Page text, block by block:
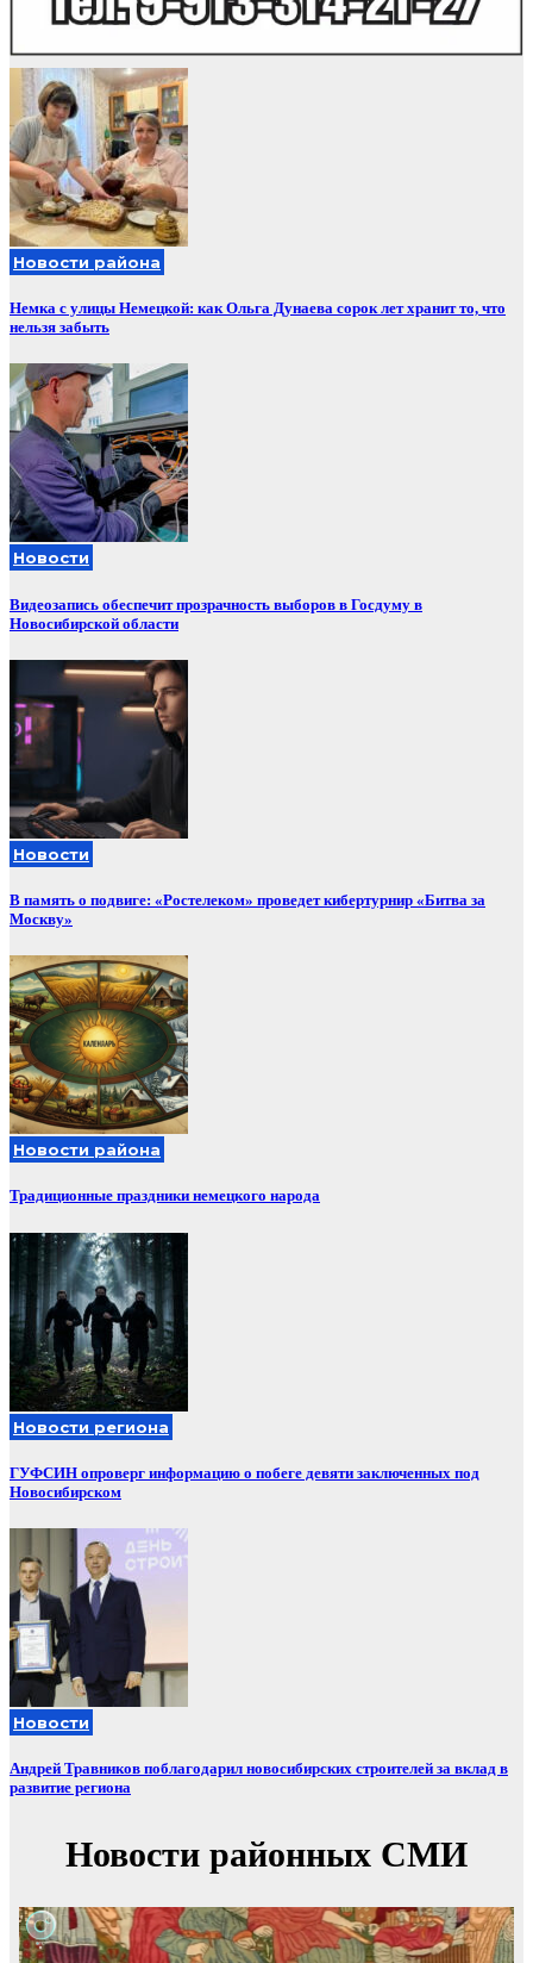
Новости района
Немка с улицы Немецкой: как Ольга Дунаева сорок лет хранит то, что
нельзя забыть
Новости
Видеозапись обеспечит прозрачность выборов в Госдуму в
Новосибирской области
Новости
В память о подвиге: «Ростелеком» проведет кибертурнир «Битва за
Москву»
Новости района
Традиционные праздники немецкого народа
Новости региона
ГУФСИН опроверг информацию о побеге девяти заключенных под
Новосибирском
Новости
Андрей Травников поблагодарил новосибирских строителей за вклад в
развитие региона